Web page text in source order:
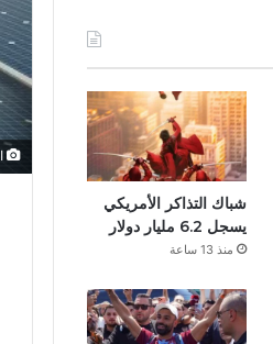
شباك التذاكر الأمريكي
يسجل 6.2 مليار دولار
منذ 13 ساعة